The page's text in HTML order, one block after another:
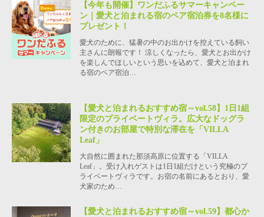
【今年も開催】ワンだふるサマーキャンペー
ン｜愛犬と泊まれる宿のペア宿泊券を8名様に
プレゼント！
愛犬のために、猛暑の中のお出かけを控えている飼い
主さんに朗報です！ 涼しくなったら、愛犬とお出かけ
を楽しんでほしいという思いを込めて、愛犬と泊まれ
る宿のペア宿泊…
【愛犬と泊まれるおすすめ宿～vol.58】1日1組
限定のプライベートヴィラ。広大なドッグラ
ン付きのお部屋で特別な滞在を「VILLA
Leaf」
大自然に囲まれた那須高原に位置する「VILLA
Leaf」。受け入れゲストは1日1組だけという究極のプ
ライベートヴィラです。お宿の名前にあるとおり、愛
犬家のため…
【愛犬と泊まれるおすすめ宿～vol.59】都心か